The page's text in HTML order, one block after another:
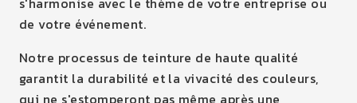
de votre événement.
Notre processus de teinture de haute qualité
garantit la durabilité et la vivacité des couleurs,
qui ne s'estomperont pas même après une